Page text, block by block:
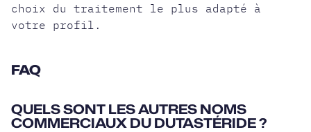
choix du traitement le plus adapté à
votre profil.
FAQ
QUELS SONT LES AUTRES NOMS
COMMERCIAUX DU DUTASTÉRIDE ?